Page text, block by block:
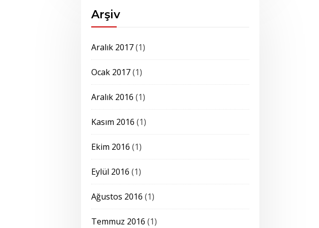
Arşiv
Aralık 2017(1)
Ocak 2017(1)
Aralık 2016 (1)
Kasım 2016 (1)
Ekim 2016 (1)
Eylül 2016 (1)
Ağustos 2016 (1)
Temmuz 2016 (1)